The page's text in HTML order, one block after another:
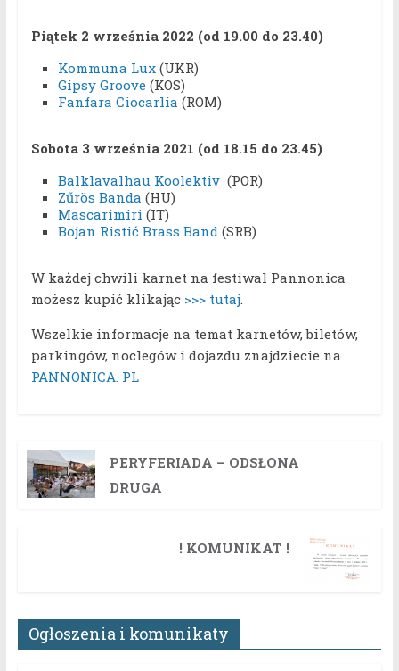
Piątek 2 września 2022 (od 19.00 do 23.40)
Kommuna Lux(UKR)
Gipsy Groove(KOS)
Fanfara Ciocarlia (ROM)
Sobota 3 września 2021 (od 18.15 do 23.45)
Balklavalhau Koolektiv(POR)
Zűrös Banda (HU)
Mascarimiri (IT)
Bojan Ristić Brass Band(SRB)
W każdej chwili karnet na festiwal Pannonica
możesz kupić klikając >>> tutaj.
Wszelkie informacje na temat karnetów, biletów,
parkingów, noclegów i dojazdu znajdziecie na
PANNONICA. PL
PERYFERIADA – ODSŁONA
DRUGA
! KOMUNIKAT !
Ogłoszenia i komunikaty